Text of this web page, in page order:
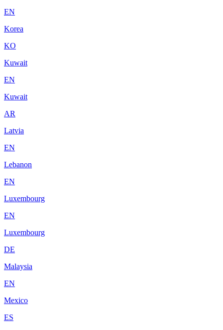
EN
Korea
KO
Kuwait
EN
Kuwait
AR
Latvia
EN
Lebanon
EN
Luxembourg
EN
Luxembourg
DE
Malaysia
EN
Mexico
ES